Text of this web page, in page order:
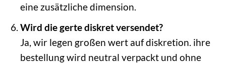
eine zusätzliche dimension.
Wird die gerte diskret versendet?
Ja, wir legen großen wert auf diskretion. ihre
bestellung wird neutral verpackt und ohne